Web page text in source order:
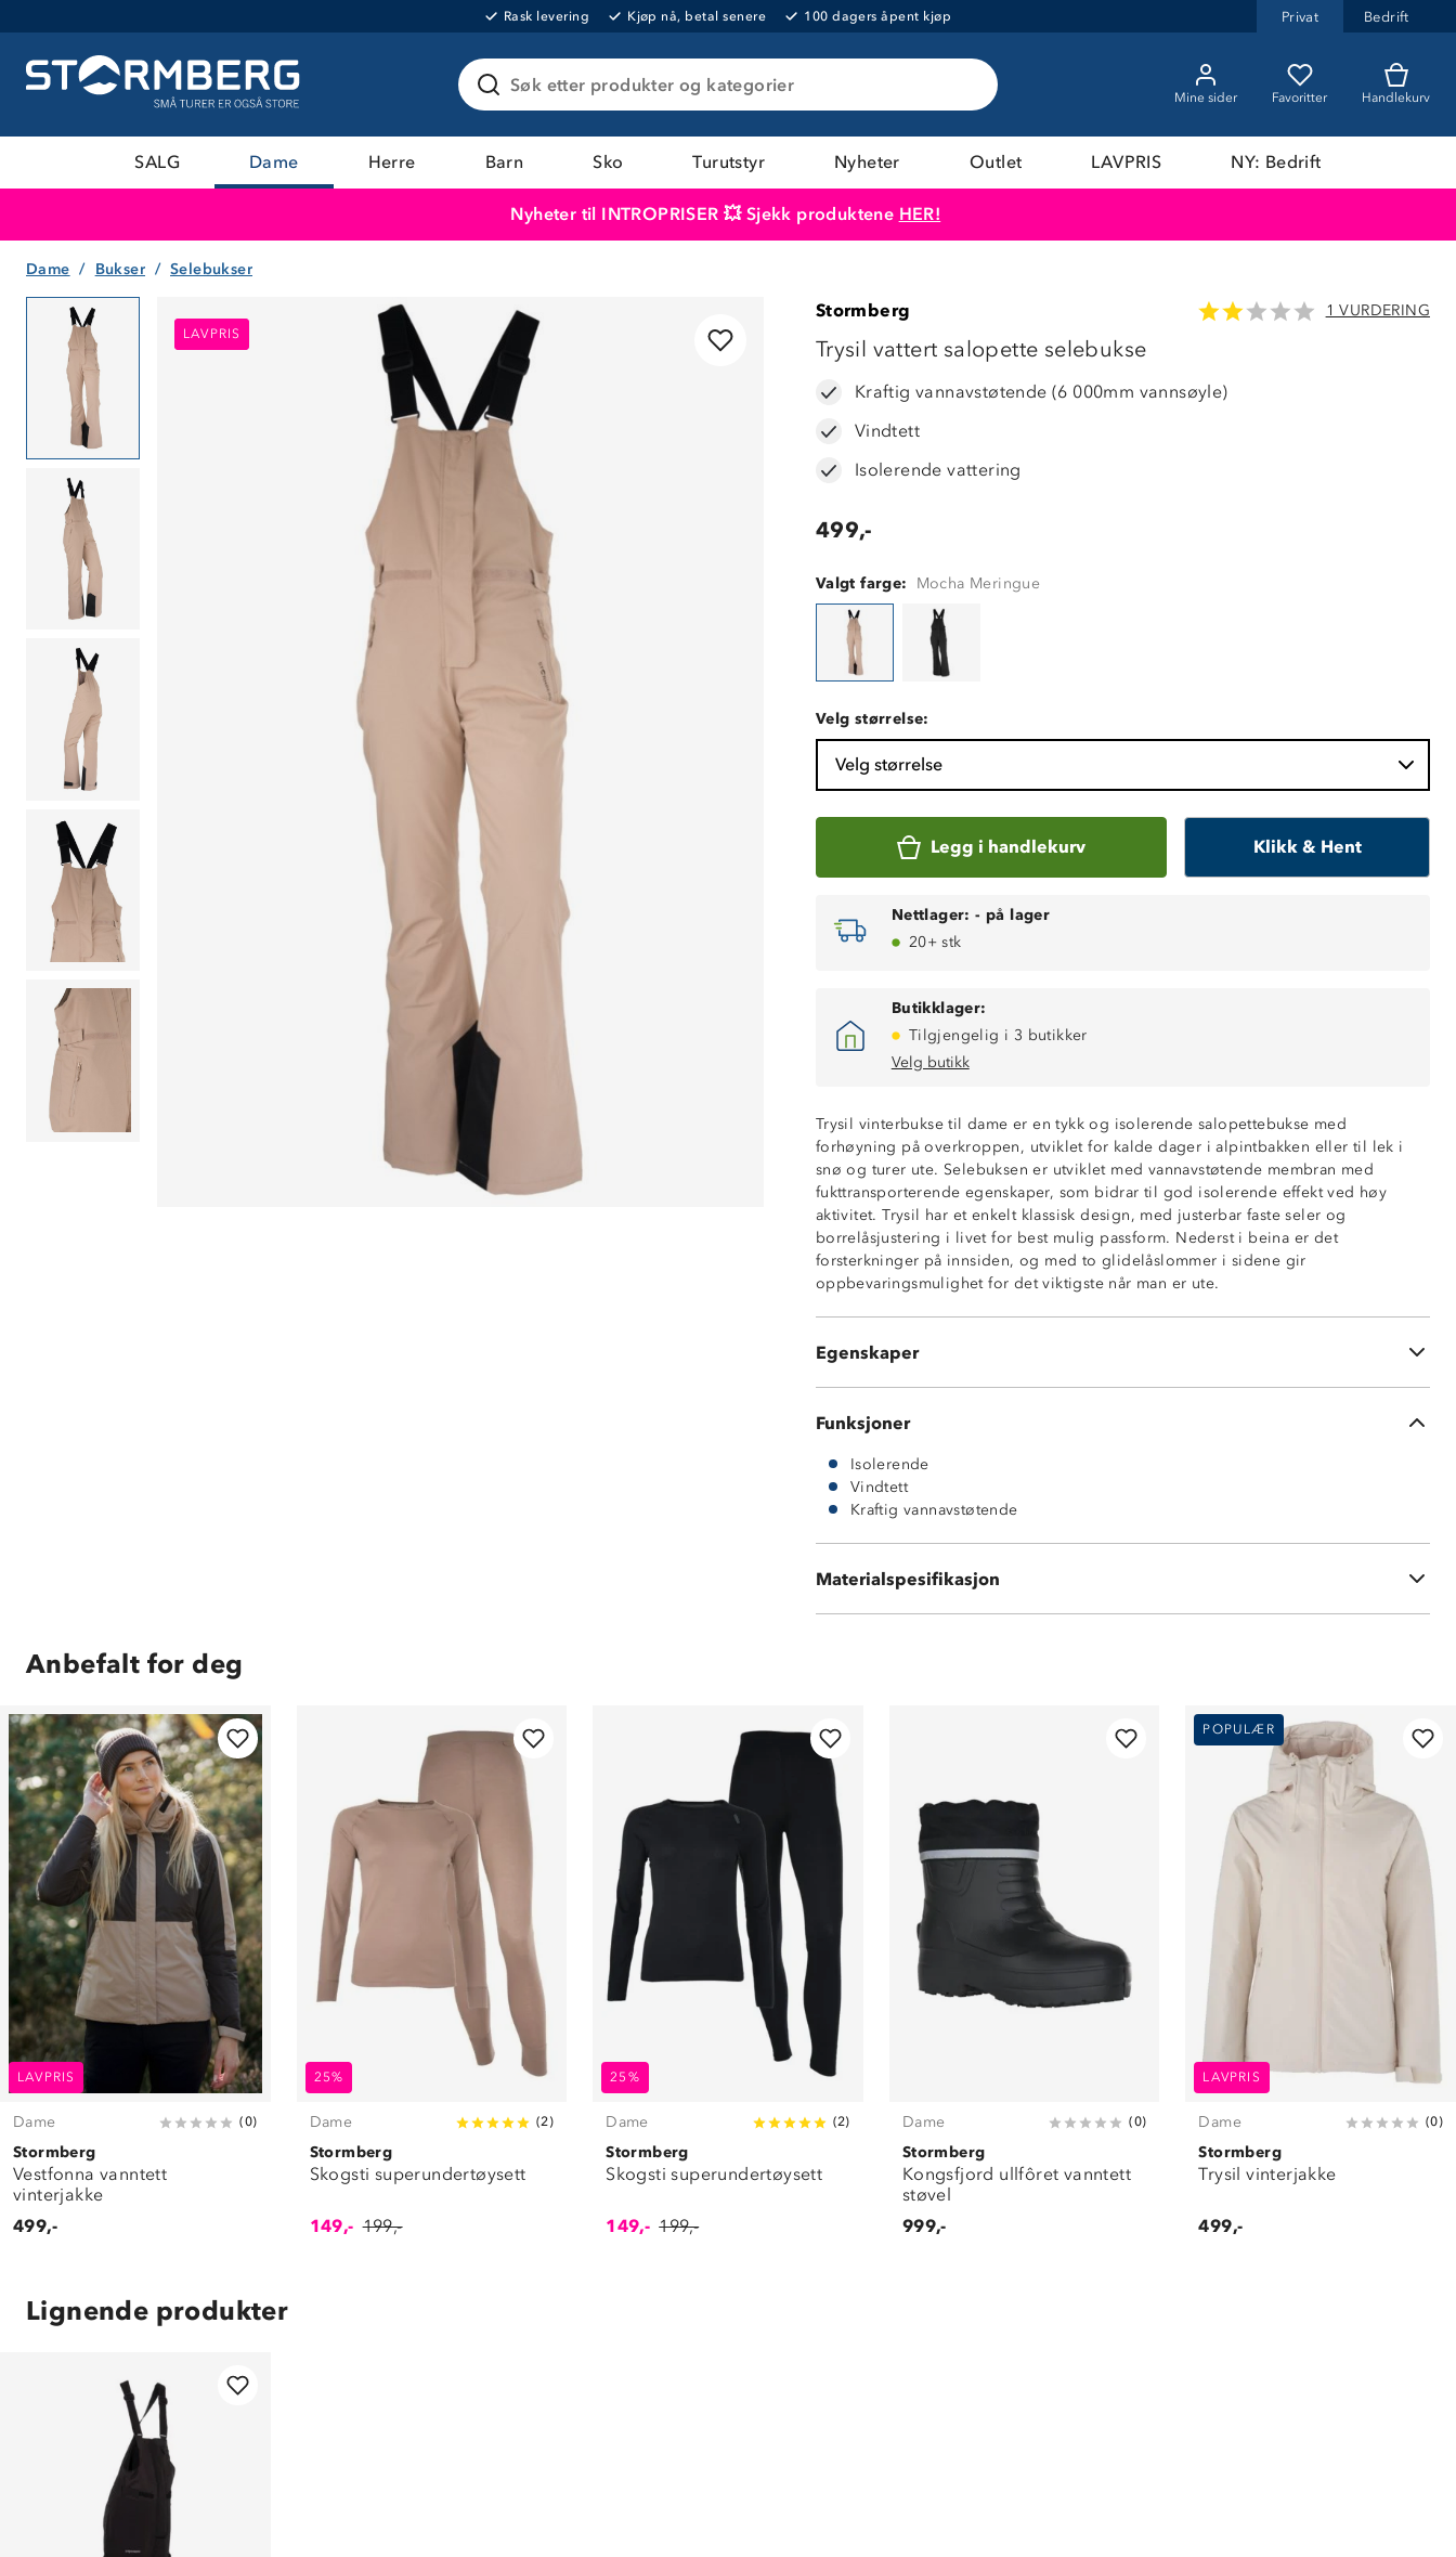
Rask levering Kjøp nå, betal senere 100 dagers åpent kjøp Privat Bedrift
Søk etter produkter og kategorier
Mine sider Favoritter Handlekurv
SALG Dame Herre Barn Sko Turutstyr Nyheter Outlet LAVPRIS NY: Bedrift
Nyheter til INTROPRISER 💥 Sjekk produktene HER!
Dame Bukser Selebukser
LAVPRIS
LAVPRIS
Stormberg 1 VURDERING
Trysil vattert salopette selebukse
Kraftig vannavstøtende (6 000mm vannsøyle)
Vindtett
Isolerende vattering
499,-
Valgt farge: Mocha Meringue
Velg størrelse:
Velg størrelse
Legg i handlekurv Klikk & Hent
Nettlager: - på lager
20+ stk
Butikklager:
Tilgjengelig i 3 butikker
Velg butikk
Trysil vinterbukse til dame er en tykk og isolerende salopettebukse med
forhøyning på overkroppen, utviklet for kalde dager i alpintbakken eller til lek i
snø og turer ute. Selebuksen er utviklet med vannavstøtende membran med
fukttransporterende egenskaper, som bidrar til god isolerende effekt ved høy
aktivitet. Trysil har et enkelt klassisk design, med justerbar faste seler og
borrelåsjustering i livet for best mulig passform. Nederst i beina er det
forsterkninger på innsiden, og med to glidelåslommer i sidene gir
oppbevaringsmulighet for det viktigste når man er ute.
Egenskaper
Kraftig vannavstøtende (6 000mm vannsøyle)
Vindtett
Isolerende vattering
Glatt innside
White-membran
Forhøyning i front og rygg
Fastmonterte seler med justering
To glidelåslommer i sidene
Forsterkninger på innsiden av beina
Funksjoner
Isolerende
Vindtett
Kraftig vannavstøtende
Materialspesifikasjon
100 % polyester
Anbefalt for deg
LAVPRIS
Dame (0)
Stormberg
Vestfonna vanntett
vinterjakke
499,-
25%
Dame (2)
Stormberg
Skogsti superundertøysett
149,- 199,-
25%
Dame (2)
Stormberg
Skogsti superundertøysett
149,- 199,-
Dame (0)
Stormberg
Kongsfjord ullfôret vanntett
støvel
999,-
POPULÆR
LAVPRIS
Dame (0)
Stormberg
Trysil vinterjakke
499,-
Lignende produkter